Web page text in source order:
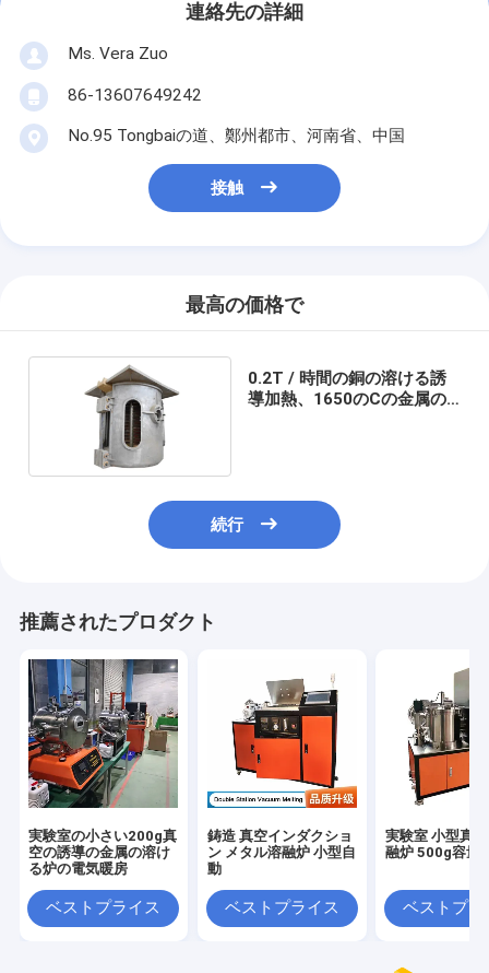
連絡先の詳細
Ms. Vera Zuo
86-13607649242
No.95 Tongbaiの道、鄭州都市、河南省、中国
接触
最高の価格で
0.2T / 時間の銅の溶ける誘
導加熱、1650のCの金属の
続行
推薦されたプロダクト
実験室の小さい200g真
空の誘導の金属の溶け
る炉の電気暖房
ベストプライス
鋳造 真空インダクショ
ン メタル溶融炉 小型自
動
ベストプライス
実験室 小型真
融炉 500g容量
ベストプラ